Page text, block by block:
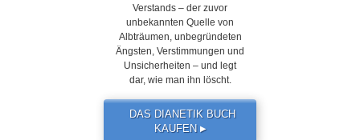
Verstands – der zuvor
unbekannten Quelle von
Albträumen, unbegründeten
Ängsten, Verstimmungen und
Unsicherheiten – und legt
dar, wie man ihn löscht.
DAS DIANETIK BUCH
KAUFEN ▶